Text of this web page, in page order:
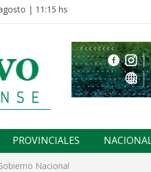
| 11:15 hs
PROVINCIALES
Nacional